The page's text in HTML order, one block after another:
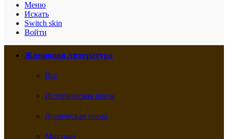
Меню
Искать
Switch skin
Войти
Жанровая литература
Все
Историческая проза
Лирическая проза
Мистика